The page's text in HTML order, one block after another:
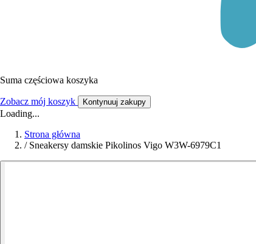
Suma częściowa koszyka
Zobacz mój koszyk Kontynuuj zakupy
Loading...
Strona główna
/ Sneakersy damskie Pikolinos Vigo W3W-6979C1